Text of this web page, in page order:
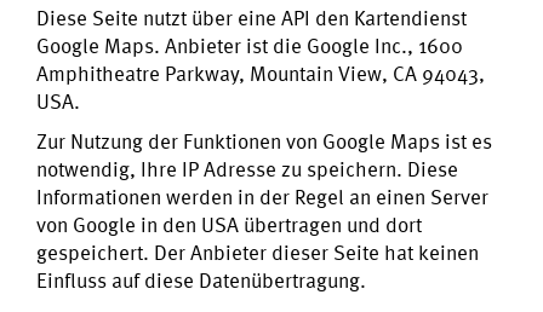
Diese Seite nutzt über eine API den Kartendienst
Google Maps. Anbieter ist die Google Inc., 1600
Amphitheatre Parkway, Mountain View, CA 94043,
USA.
Zur Nutzung der Funktionen von Google Maps ist es
notwendig, Ihre IP Adresse zu speichern. Diese
Informationen werden in der Regel an einen Server
von Google in den USA übertragen und dort
gespeichert. Der Anbieter dieser Seite hat keinen
Einfluss auf diese Datenübertragung.